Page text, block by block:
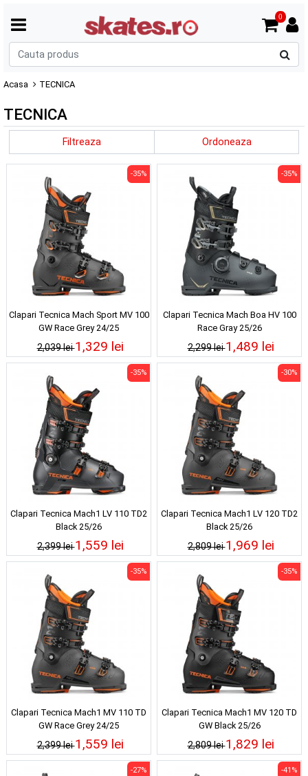
0
Acasa TECNICA
TECNICA
Filtreaza Ordoneaza
Clapari Tecnica Mach Sport MV 100
GW Race Grey 24/25
2,039 lei
-35%
1,329 lei
Clapari Tecnica Mach Boa HV 100
Race Gray 25/26
2,299 lei
-35%
1,489 lei
Clapari Tecnica Mach1 LV 110 TD2
Black 25/26
2,399 lei
-35%
1,559 lei
Clapari Tecnica Mach1 LV 120 TD2
Black 25/26
2,809 lei
-30%
1,969 lei
Clapari Tecnica Mach1 MV 110 TD
GW Race Grey 24/25
2,399 lei
-35%
1,559 lei
Clapari Tecnica Mach1 MV 120 TD
GW Black 25/26
2,809 lei
-35%
1,829 lei
-27% -41%